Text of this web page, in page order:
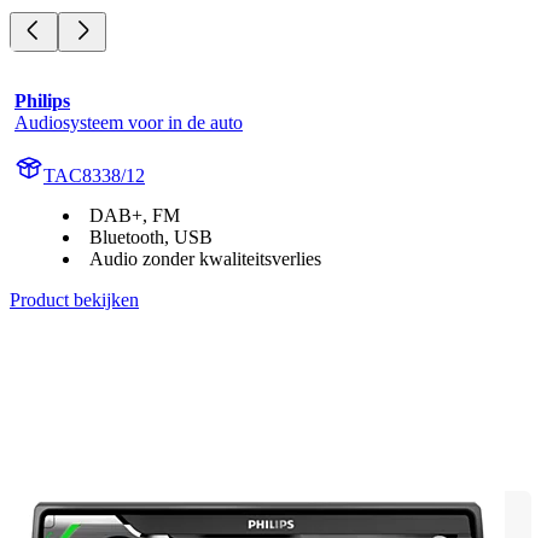
Philips
Audiosysteem voor in de auto
TAC8338/12
DAB+, FM
Bluetooth, USB
Audio zonder kwaliteitsverlies
Product bekijken